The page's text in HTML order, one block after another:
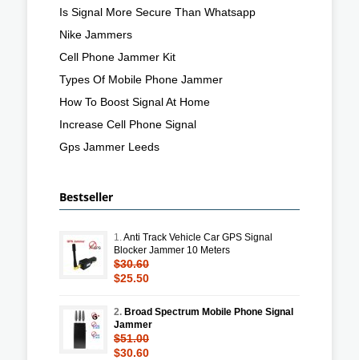
Is Signal More Secure Than Whatsapp
Nike Jammers
Cell Phone Jammer Kit
Types Of Mobile Phone Jammer
How To Boost Signal At Home
Increase Cell Phone Signal
Gps Jammer Leeds
Bestseller
1.Anti Track Vehicle Car GPS Signal
Blocker Jammer 10 Meters
$30.60
$25.50
2. Broad Spectrum Mobile Phone Signal
Jammer
$51.00
$30.60